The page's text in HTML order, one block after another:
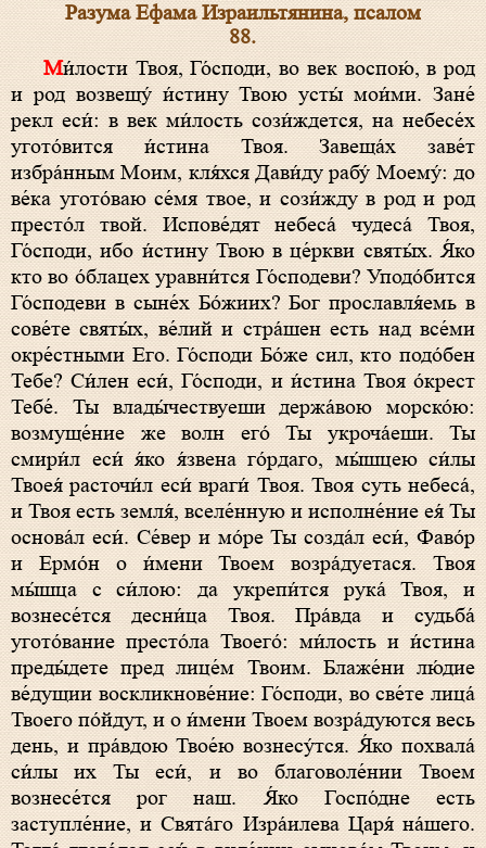
Разума Ефама Израильтянина, псалом
88.
Ми́лости Твоя, Го́споди, во век воспою́, в род
и род возвещу́ и́стину Твою усты́ мои́ми. Зане́
рекл еси́: в век ми́лость сози́ждется, на небесе́х
угото́вится и́стина Твоя. Завеща́х заве́т
избра́нным Моим, кля́хся Дави́ду рабу́ Моему́: до
ве́ка угото́ваю се́мя твое, и сози́жду в род и род
престо́л твой. Испове́дят небеса́ чудеса́ Твоя,
Го́споди, ибо и́стину Твою в це́ркви святы́х. Я́ко
кто во о́блацех уравни́тся Го́сподеви? Уподо́бится
Го́сподеви в сыне́х Бо́жиих? Бог прославля́емь в
сове́те святы́х, ве́лий и стра́шен есть над все́ми
окре́стными Его. Го́споди Бо́же сил, кто подо́бен
Тебе? Си́лен еси́, Го́споди, и и́стина Твоя о́крест
Тебе́. Ты влады́чествуеши держа́вою морско́ю:
возмуще́ние же волн его́ Ты укроча́еши. Ты
смири́л еси́ я́ко я́звена го́рдаго, мы́шцею си́лы
Твоея́ расточи́л еси́ враги́ Твоя. Твоя суть небеса́,
и Твоя есть земля́, вселе́нную и исполне́ние ея́ Ты
основа́л еси́. Се́вер и мо́ре Ты созда́л еси́, Фаво́р
и Ермо́н о и́мени Твоем возра́дуетася. Твоя
мы́шца с си́лою: да укрепи́тся рука́ Твоя, и
вознесе́тся десни́ца Твоя. Пра́вда и судьба́
угото́вание престо́ла Твоего́: ми́лость и и́стина
преды́дете пред лице́м Твоим. Блаже́ни лю́дие
ве́дущии воскликнове́ние: Го́споди, во све́те лица́
Твоего по́йдут, и о и́мени Твоем возра́дуются весь
день, и пра́вдою Твое́ю вознесу́тся. Я́ко похвала́
си́лы их Ты еси́, и во благоволе́нии Твоем
вознесе́тся рог наш. Я́ко Госпо́дне есть
заступле́ние, и Свята́го Изра́илева Царя́ на́шего.